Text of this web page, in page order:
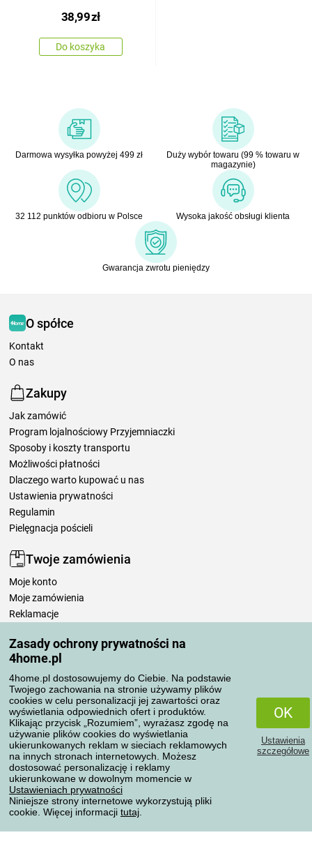
Zasady ochrony prywatności na
4home.pl
4home.pl dostosowujemy do Ciebie. Na podstawie
Twojego zachowania na stronie używamy plików
cookies w celu personalizacji jej zawartości oraz
wyświetlania odpowiednich ofert i produktów.
Klikając przycisk „Rozumiem”, wyrażasz zgodę na
używanie plików cookies do wyświetlania
ukierunkowanych reklam w sieciach reklamowych
na innych stronach internetowych. Możesz
dostosować personalizację i reklamy
ukierunkowane w dowolnym momencie w
Ustawieniach prywatności
Niniejsze strony internetowe wykorzystują pliki
cookie. Więcej informacji tutaj
OK
Ustawienia
szczegółowe
38,99zł
Do koszyka
Darmowa wysyłka powyżej 499 zł
Duży wybór towaru (99 % towaru w
magazynie)
32 112 punktów odbioru w Polsce Wysoka jakość obsługi klienta
Gwarancja zwrotu pieniędzy
O spółce
Kontakt
O nas
Zakupy
Jak zamówić
Program lojalnościowy Przyjemniaczki
Sposoby i koszty transportu
Możliwości płatności
Dlaczego warto kupować u nas
Ustawienia prywatności
Regulamin
Pielęgnacja pościeli
Twoje zamówienia
Moje konto
Moje zamówienia
Reklamacje
Zasady przetwarzania recenzji
Sposoby transportu
Metody płatności
Niezawodny sklep